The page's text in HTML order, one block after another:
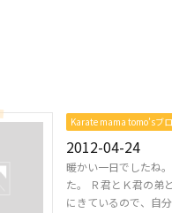
Karate mama tomo’sブ
2012-04-24
暖かい一日でしたね
た。 Ｒ君とＫ君の弟
にきているので、自